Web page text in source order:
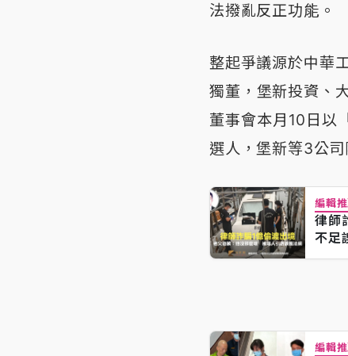
法撥亂反正功能。
整起爭議源於中華
獨董，堡新投資、
董事會本月10日以
選人，堡新等3公
編輯
律師
不足
編輯